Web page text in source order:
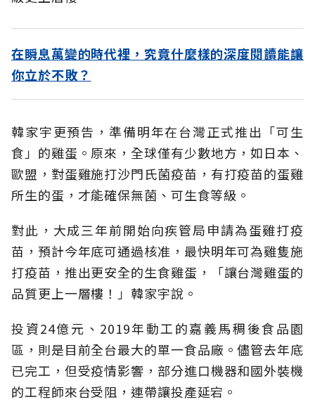
在瞬息萬變的時代裡，究竟什麼樣的深度閱讀能讓
你立於不敗？
韓家宇更預告，準備明年在台灣正式推出「可生
食」的雞蛋。原來，全球僅有少數地方，如日本、
歐盟，對蛋雞施打沙門氏菌疫苗，有打疫苗的蛋雞
所生的蛋，才能確保無菌、可生食等級。
對此，大成三年前開始向疾管局申請為蛋雞打疫
苗，預計今年底可通過核准，最快明年可為雞隻施
打疫苗，推出更安全的生食雞蛋，「讓台灣雞蛋的
品質更上一層樓！」韓家宇說。
投資24億元、2019年動工的嘉義馬稠後食品園
區，則是目前全台最大的單一食品廠。儘管去年底
已完工，但受疫情影響，部分進口機器和國外裝機
的工程師來台受阻，連帶讓投產延宕。